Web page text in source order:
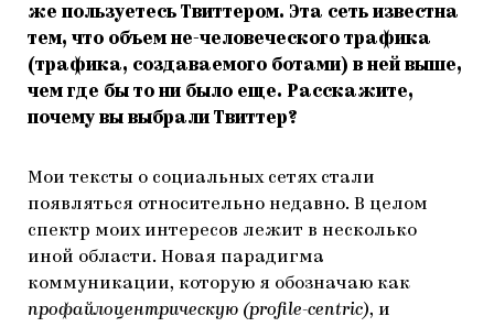
же пользуетесь Твиттером. Эта сеть известна
тем, что объем не-человеческого трафика
(трафика, создаваемого ботами) в ней выше,
чем где бы то ни было еще. Расскажите,
почему вы выбрали Твиттер?
Мои тексты о социальных сетях стали
появляться относительно недавно. В целом
спектр моих интересов лежит в несколько
иной области. Новая парадигма
коммуникации, которую я обозначаю как
профайлоцентрическую (profile-centric), и